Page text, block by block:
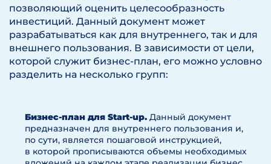
позволяющий оценить целесообразность
инвестиций. Данный документ может
разрабатываться как для внутреннего, так и для
внешнего пользования. В зависимости от цели,
которой служит бизнес-план, его можно условно
разделить на несколько групп:
Бизнес-план для Start-up. Данный документ
предназначен для внутреннего пользования и,
по сути, является пошаговой инструкцией,
в которой прописываются объемы необходимых